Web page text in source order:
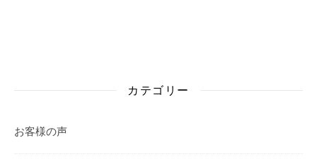
カテゴリー
お客様の声